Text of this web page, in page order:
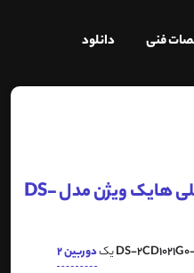
فنی دانلود
فروش دوربین 2 مگاپیکسلی هایک ویژن مدل DS-
یک
دوربین 2